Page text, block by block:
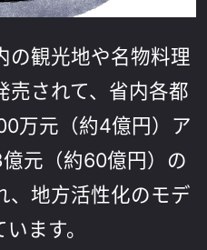
の観光地や名物料理
売されて、省内各都
万元（約4億円）ア
元（約60億円）の
、地方活性化のモデ
ます。